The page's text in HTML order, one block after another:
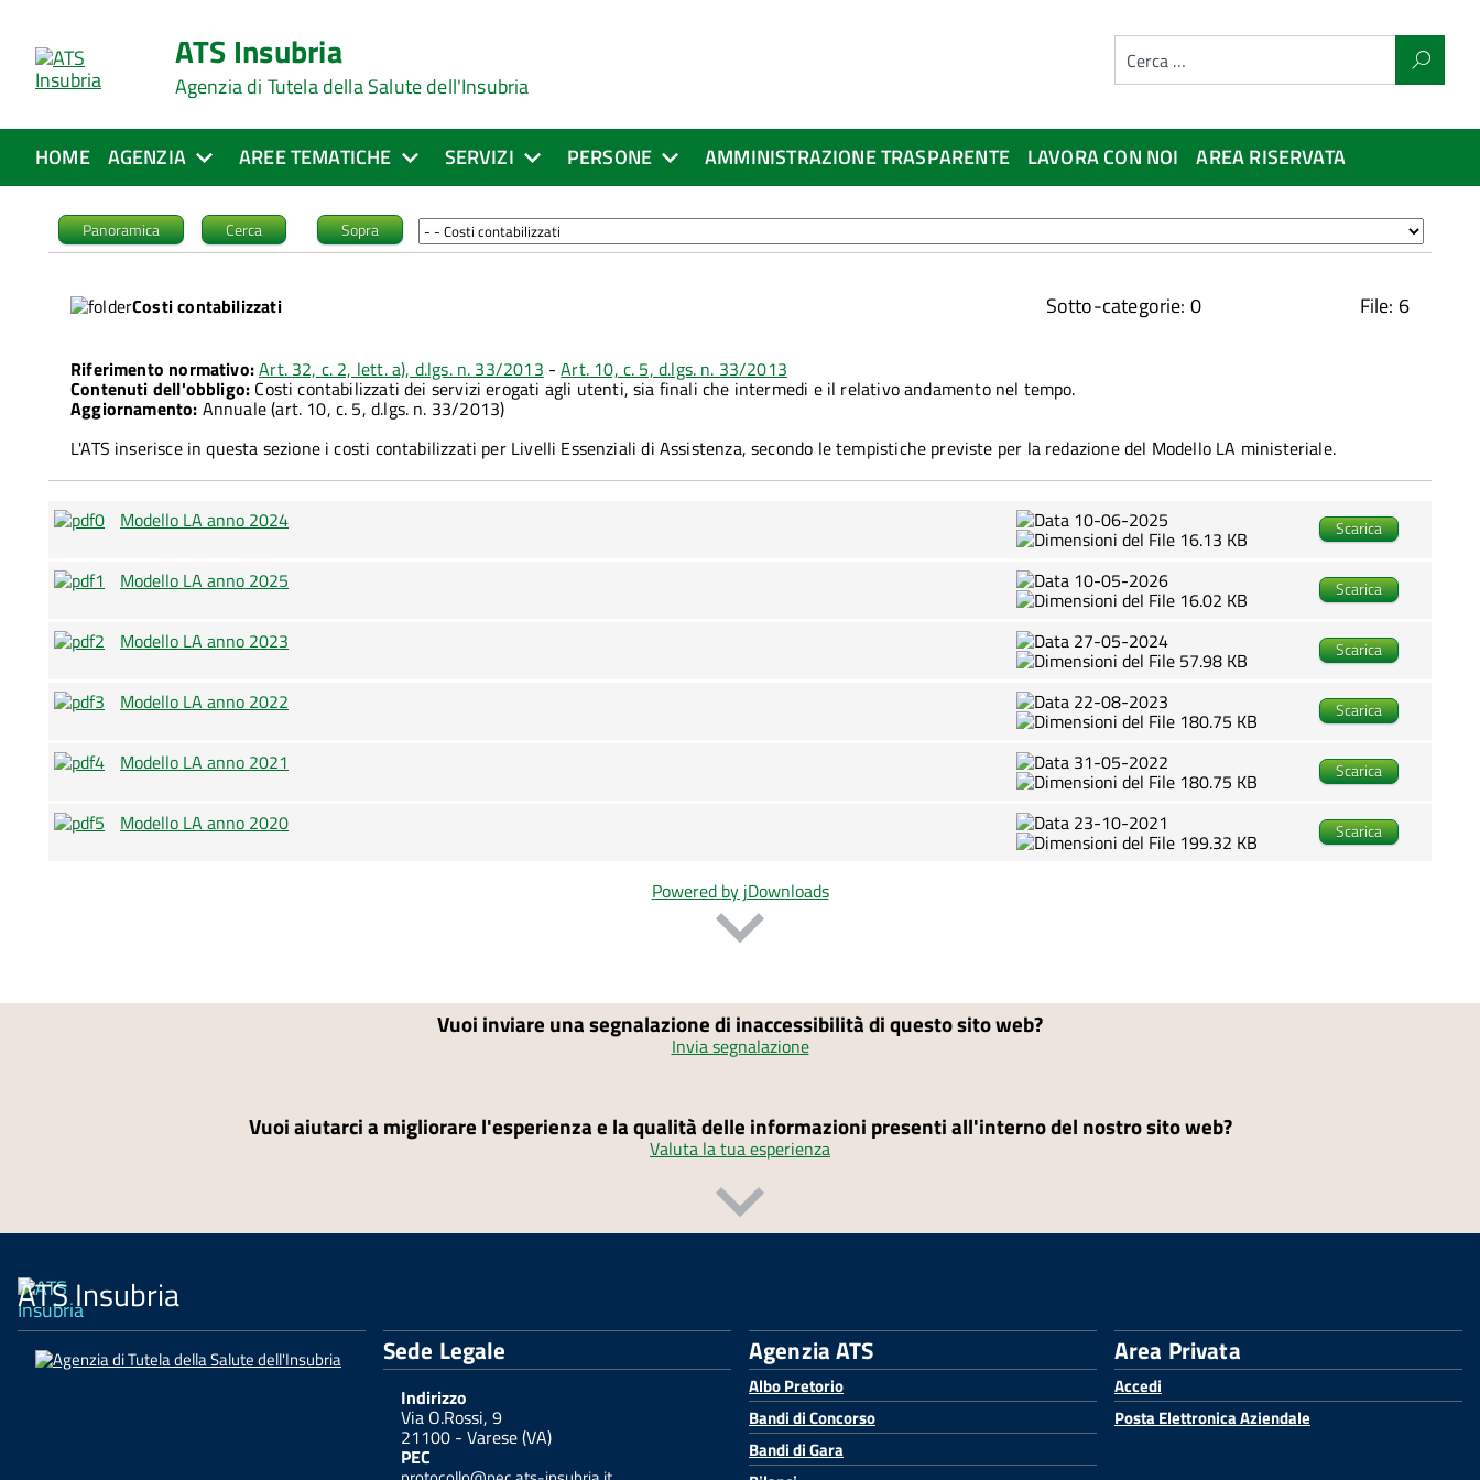
ATS Insubria
Agenzia di Tutela della Salute dell'Insubria
HOME AGENZIA AREE TEMATICHE SERVIZI PERSONE AMMINISTRAZIONE TRASPARENTE LAVORA CON NOI AREA RISERVATA
Panoramica Cerca Sopra
Costi contabilizzati Sotto-categorie: 0 File: 6
Riferimento normativo:Art. 32, c. 2, lett. a), d.lgs. n. 33/2013 -Art. 10, c. 5, d.lgs. n. 33/2013
Contenuti dell'obbligo: Costi contabilizzati dei servizi erogati agli utenti, sia finali che intermedi e il relativo andamento nel tempo.
Aggiornamento: Annuale (art. 10, c. 5, d.lgs. n. 33/2013)
L'ATS inserisce in questa sezione i costi contabilizzati per Livelli Essenziali di Assistenza, secondo le tempistiche previste per la redazione del Modello LA ministeriale.
Modello LA anno 2024 10-06-2025
16.13 KB Scarica
Modello LA anno 2025 10-05-2026
16.02 KB Scarica
Modello LA anno 2023 27-05-2024
57.98 KB Scarica
Modello LA anno 2022 22-08-2023
180.75 KB Scarica
Modello LA anno 2021 31-05-2022
180.75 KB Scarica
Modello LA anno 2020 23-10-2021
199.32 KB Scarica
Powered by jDownloads
Vuoi inviare una segnalazione di inaccessibilità di questo sito web?
Invia segnalazione
Vuoi aiutarci a migliorare l'esperienza e la qualità delle informazioni presenti all'interno del nostro sito web?
Valuta la tua esperienza
ATS Insubria
Sede Legale
Indirizzo
Via O.Rossi, 9
21100 - Varese (VA)
PEC
Agenzia ATS
Albo Pretorio
Bandi di Concorso
Bandi di Gara
Area Privata
Accedi
Posta Elettronica Aziendale